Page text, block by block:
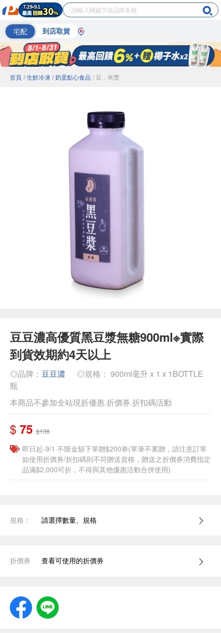
宅配 到店取貨
首頁 / 生鮮冷凍 / 奶蛋點心食品 / 豆．米漿
豆豆濃高優質黑豆漿無糖900ml※實際
到貨效期約4天以上
◎品牌： 豆豆濃
◎規格： 900ml毫升 x 1 x 1BOTTLE
瓶
本商品不參加全站現折優惠.折價券.折扣碼活動
$ 75 $136
即日起-9/1 不限金額下單贈$200券(單筆不累贈，請注意訂單
如使用折價券/折扣碼則不符贈送資格，贈送之折價券消費指定
品滿$2,000可折，不得與其他優惠活動合併使用)
規格： 請選擇數量、規格
折價券 查看可使用的折價券